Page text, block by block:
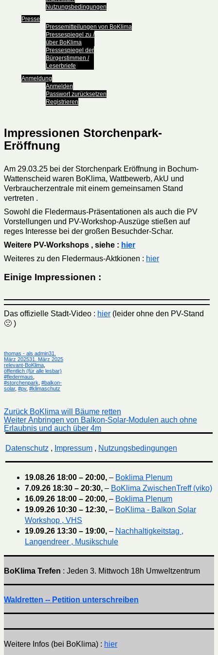
Nutzungsbedingungen
Presse
Pressemitteilungen von BoKlima
Pressespiegel zu /
über BoKlima
Pressespiegel der
Bürgerstimmen /
Leserbriefe
Anmeldung
Anmelden
Passwort zurücksetzen
Registrieren
Impressionen Storchenpark-
Eröffnung
Am 29.03.25 bei der Storchenpark Eröffnung in Bochum-
Wattenscheid waren BoKlima, Wattbewerb, AkU und
Verbraucherzentrale mit einem gemeinsamen Stand
vertreten .
Sowohl die Fledermaus-Präsentationen als auch die PV
Vorstellungen und PV-Workshop-Auszüge stießen auf
reges Interesse bei der großen Besuchder-Schar.
Weitere PV-Workshops , siehe : hier
Weiteres zu den Fledermaus-Aktkionen : hier
Einige Impressionen :
Das offizielle Stadt-Video : hier (leider ohne den PV-Stand
🙁 )
Autor
thomas - als adminVeröffentlicht
am
31.
März 202531. März 2025Kategorien
relevant-BoKlima
öffentlich (für alle lesbar)
#fledermaus
#storchenpark #balkon-
solar, #pv, #klimaschutz
Beitragsnavigation
Zurück Vorheriger
Beitrag:
BoKlima will Bäume retten
Weiter Nächster
Beitrag:
Anbringen von Balkon-Solar-Modulen auch ohne
Erlaubnis und auch über 4m
Datenschutz , Impressum, Nutzungsbedingungen
19.08.26 18:00 – 20:00, – Boklima Plenum
7.09.26 18:30 – 20:30, – BoKlima ZwischenTreff (viko)
16.09.26 18:00 – 20:00, – Boklima Plenum
19.09.26 10:30 – 12:30, – BoKlima - Balkon Solar
Workshop , VHS
19.09.26 13:30 – 19:00, – Nachhaltigkeitstag ,
Langendreer , Musikschule
BoKlima Trefen : Jeden 3. Mittwoch 18h Umweltzentrum
Waldretten -- Petition unterschreiben
Weitere Infos (bei BoKlima) : hier